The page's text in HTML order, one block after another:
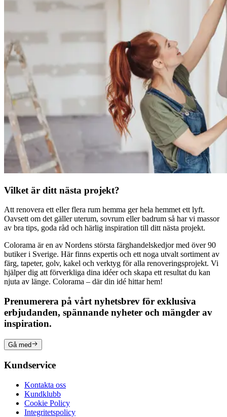
Vilket är ditt nästa projekt?
Att renovera ett eller flera rum hemma ger hela hemmet ett lyft.
Oavsett om det gäller uterum, sovrum eller badrum så har vi massor
av bra tips, goda råd och härlig inspiration till ditt nästa projekt.
Colorama är en av Nordens största färghandelskedjor med över 90
butiker i Sverige. Här finns expertis och ett noga utvalt sortiment av
färg, tapeter, golv, kakel och verktyg för alla renoveringsprojekt. Vi
hjälper dig att förverkliga dina idéer och skapa ett resultat du kan
njuta av länge. Colorama – där din idé hittar hem!
Prenumerera på vårt nyhetsbrev för exklusiva
erbjudanden, spännande nyheter och mängder av
inspiration.
Gå med
Kundservice
Kontakta oss
Kundklubb
Cookie Policy
Integritetspolicy